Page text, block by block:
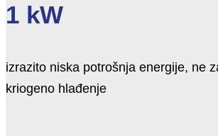
1 kW
izrazito niska potrošnja energije, ne
kriogeno hlađenje